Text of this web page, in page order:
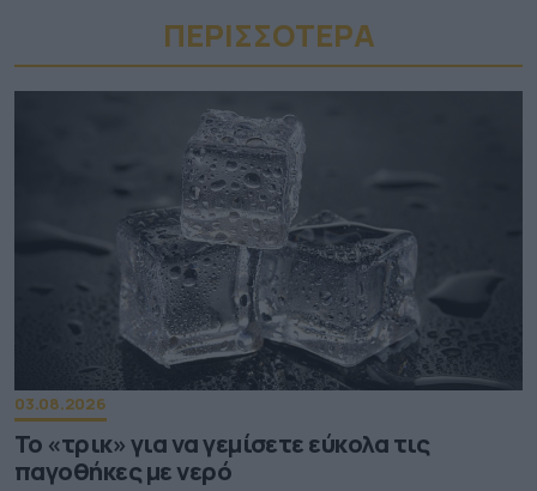
ΠΕΡΙΣΣΟΤΕΡA
03.08.2026
Το «τρικ» για να γεμίσετε εύκολα τις
παγοθήκες με νερό